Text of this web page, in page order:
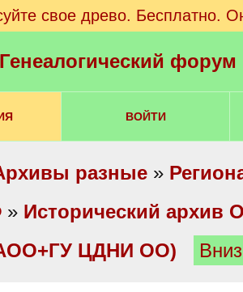
свое древо. Бесплатно.
Генеалогический
ВОЙТИ
разные »
» Исторический архив
ЦДНИ ОО)